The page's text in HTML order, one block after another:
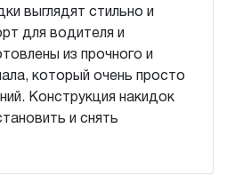
выглядят стильно и
для водителя и
из прочного и
который очень просто
Конструкция накидок
и снять